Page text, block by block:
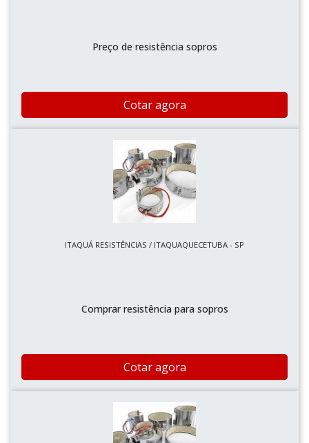
Preço de resistência sopros
Cotar agora
ITAQUÁ RESISTÊNCIAS / ITAQUAQUECETUBA - SP
Comprar resistência para sopros
Cotar agora